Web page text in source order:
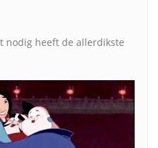
nodig heeft de allerdikste